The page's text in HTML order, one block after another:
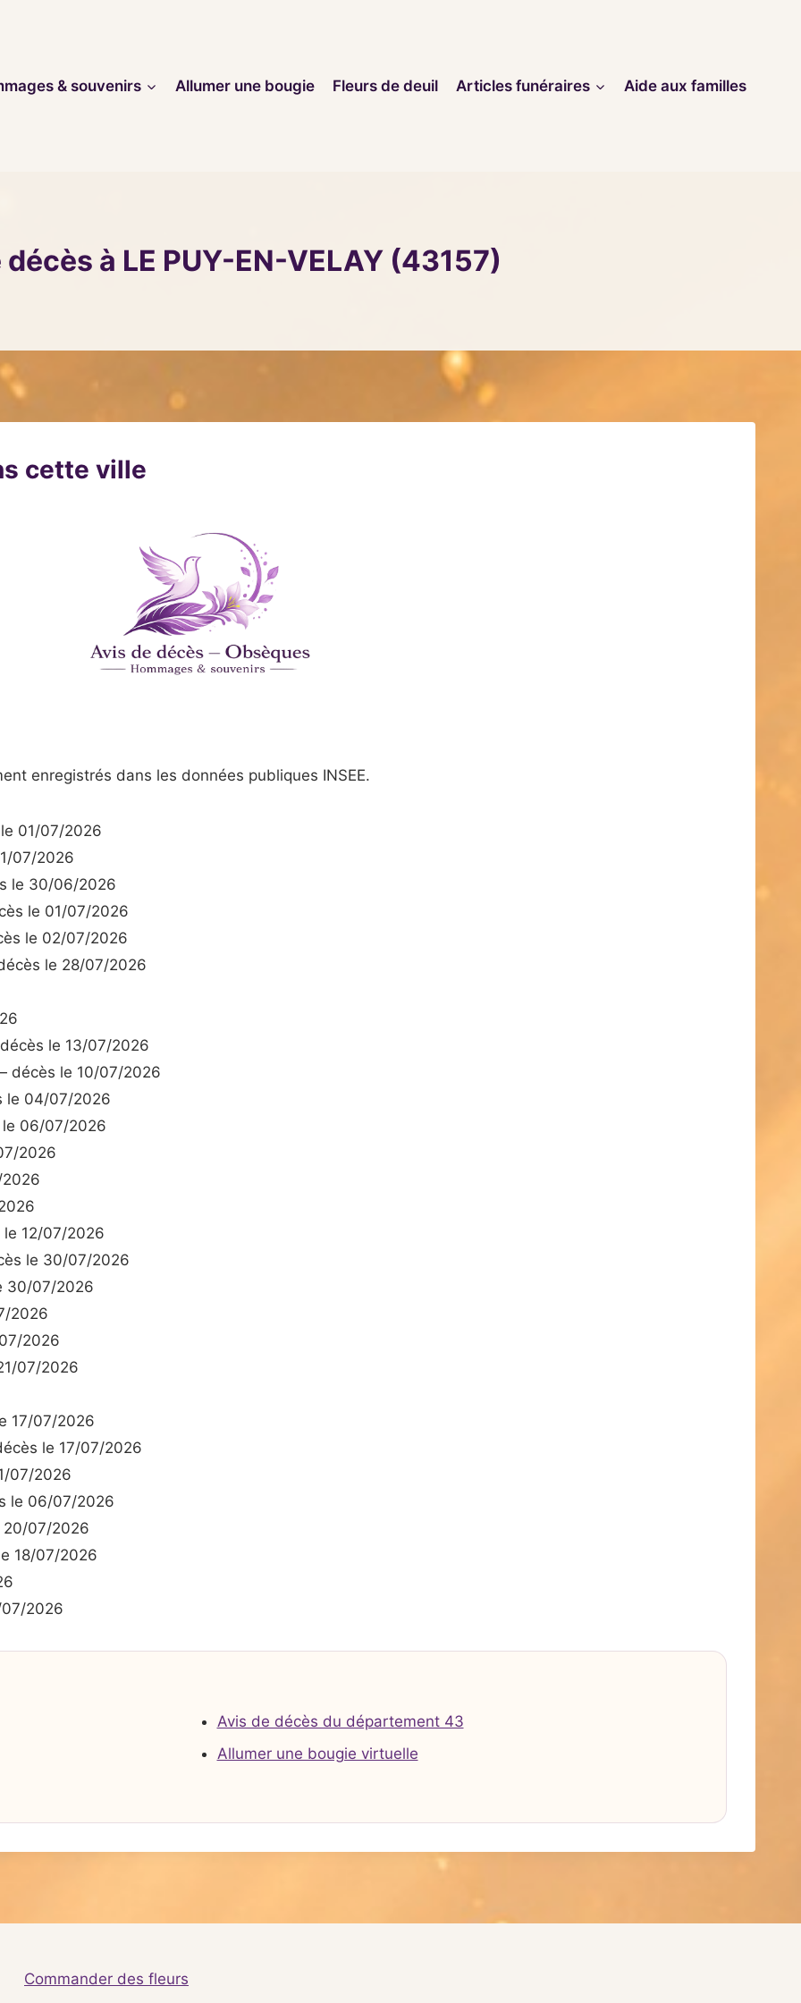
& souvenirs Allumer une bougie Fleurs de deuil Articles funéraires Aide aux familles
à LE PUY-EN-VELAY (43157)
cette ville
enregistrés dans les données publiques INSEE.
01/07/2026
07/2026
le 30/06/2026
le 01/07/2026
le 02/07/2026
le 28/07/2026
le 13/07/2026
le 10/07/2026
04/07/2026
06/07/2026
2026
12/07/2026
le 30/07/2026
07/2026
2026
2026
07/2026
17/07/2026
le 17/07/2026
07/2026
le 06/07/2026
07/2026
18/07/2026
2026
Avis de décès du département 43
Allumer une bougie virtuelle
Commander des fleurs